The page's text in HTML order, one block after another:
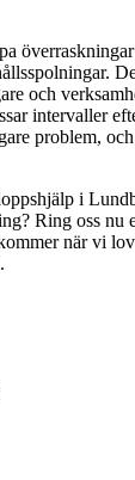
och
intervaller
problem,
i
Ring oss nu
när vi